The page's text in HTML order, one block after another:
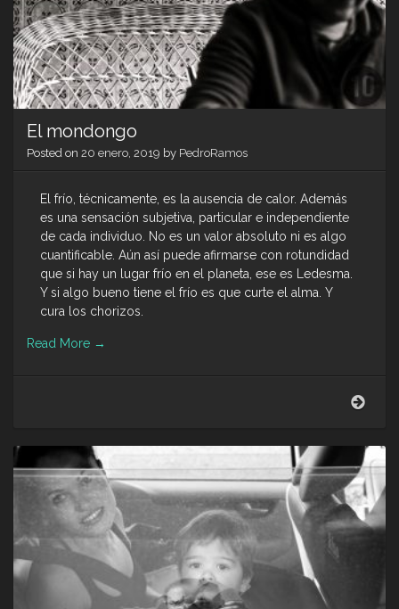
El mondongo
Posted on 20 enero, 2019 by PedroRamos
El frío, técnicamente, es la ausencia de calor. Además
es una sensación subjetiva, particular e independiente
de cada individuo. No es un valor absoluto ni es algo
cuantificable. Aún así puede afirmarse con rotundidad
que si hay un lugar frío en el planeta, ese es Ledesma.
Y si algo bueno tiene el frío es que curte el alma. Y
cura los chorizos.
Read More →